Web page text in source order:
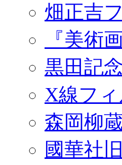
畑正吉
『美術
黒田記
X線フ
森岡柳
國華社